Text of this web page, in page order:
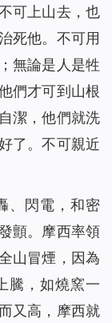
可上山去，也
死他。不可用
無論是人是牲
們才可到山根
潔，他們就洗
了。不可親近
、閃電，和密
顫。摩西率領
山冒煙，因為
騰，如燒窯一
又高，摩西就